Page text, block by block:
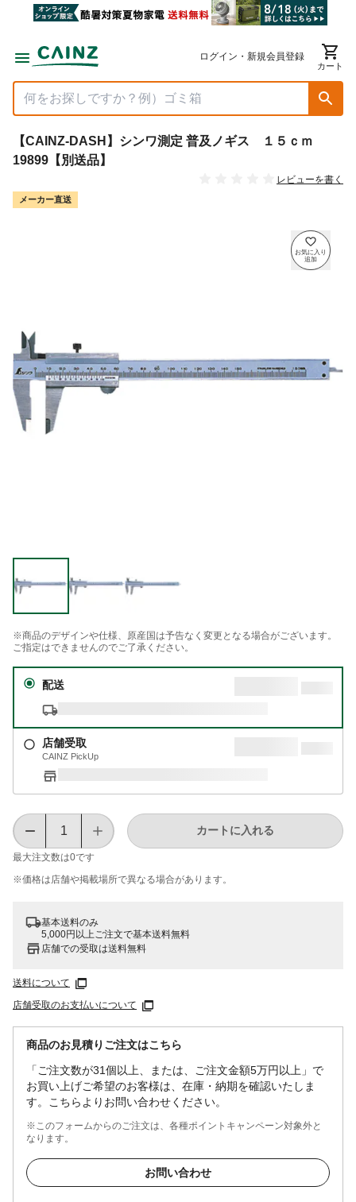
ログイン・新規会員登録
カート
【CAINZ-DASH】シンワ測定 普及ノギス １５ｃｍ
19899【別送品】
レビューを書く
メーカー直送
※商品のデザインや仕様、原産国は予告なく変更となる場合がございます。
ご指定はできませんのでご了承ください。
配送
店舗受取
CAINZ PickUp
最大注文数は0です
カートに入れる
※価格は​店舗や​掲載場所で​異なる​場合が​あります。
基本送料のみ
5,000円以上ご注文で基本送料無料
店舗での受取は送料無料
送料について
店舗受取のお支払いについて
商品のお見積りご注文はこちら
「ご注文数が31個以上、または、ご注文金額5万円以上」で
お買い上げご希望のお客様は、在庫・納期を確認いたしま
す。こちらよりお問い合わせください。
※このフォームからのご注文は、各種ポイントキャンペーン対象外と
なります。
お問い合わせ